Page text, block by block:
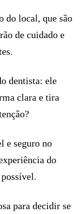
do local, que são
de cuidado e
dentista: ele
clara e tira
e seguro no
do
para decidir se